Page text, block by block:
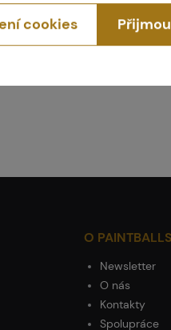
O
Newsletter
O nás
Kontakty
Spolupráce
cookies